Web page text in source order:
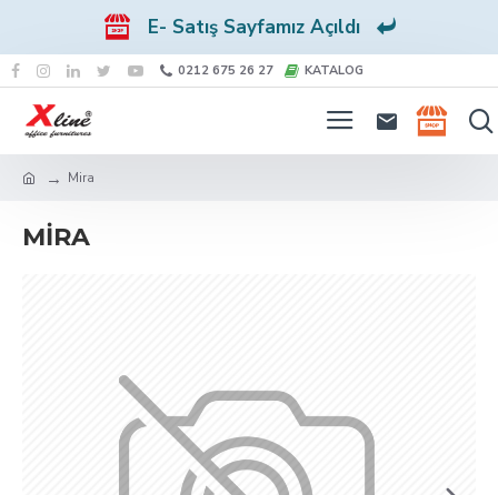
E- Satış Sayfamız Açıldı
0212 675 26 27 KATALOG
Mira
MIRA